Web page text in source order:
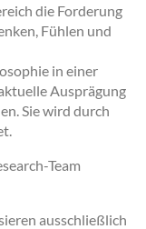
die Forderung
Fühlen und
in einer
Ausprägung
Sie wird durch
Team
ausschließlich